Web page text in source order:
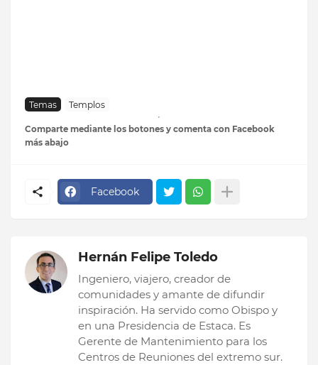
Temas Templos
Comparte mediante los botones y comenta con Facebook
más abajo
Facebook
Hernán Felipe Toledo
Ingeniero, viajero, creador de
comunidades y amante de difundir
inspiración. Ha servido como Obispo y
en una Presidencia de Estaca. Es
Gerente de Mantenimiento para los
Centros de Reuniones del extremo sur.